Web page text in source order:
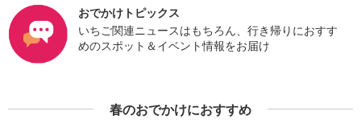
おでかけトピックス
いちご関連ニュースはもちろん、行き帰りにおすす
めのスポット＆イベント情報をお届け
春のおでかけにおすすめ